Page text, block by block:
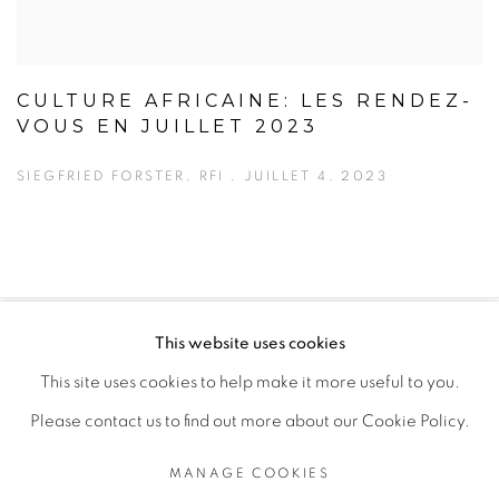
CULTURE AFRICAINE: LES RENDEZ-
VOUS EN JUILLET 2023
SIEGFRIED FORSTER, RFI , JUILLET 4, 2023
MANAGE COOKIES
COPYRIGHT © 2026 GALERIE CÉCILE FAKHOURY
SITE BY ARTLOGIC
This website uses cookies
This site uses cookies to help make it more useful to you.
Please contact us to find out more about our Cookie Policy.
MANAGE COOKIES